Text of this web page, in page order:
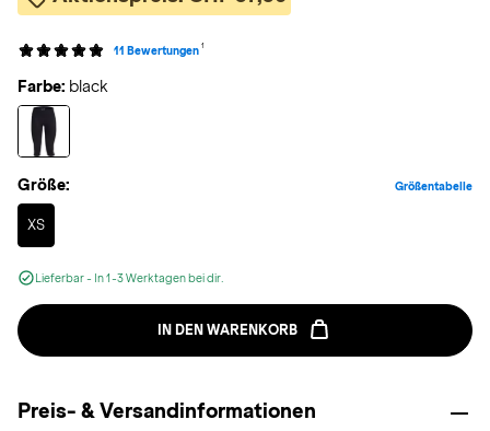
11 Bewertungen 1
Farbe: black
Größe: Größentabelle
XS
Selected
Lieferbar - In 1-3 Werktagen bei dir.
IN DEN WARENKORB
Preis- & Versandinformationen